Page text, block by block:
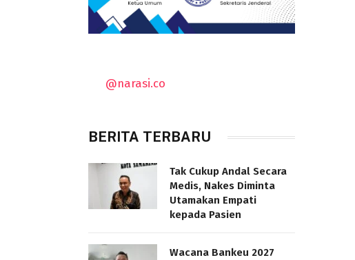
@narasi.co
BERITA TERBARU
Tak Cukup Andal Secara
Medis, Nakes Diminta
Utamakan Empati
kepada Pasien
Wacana Bankeu 2027